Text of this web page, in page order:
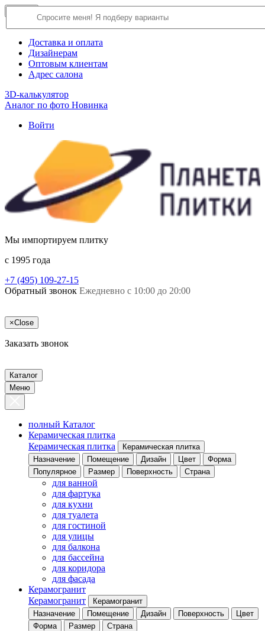
О компании
Доставка и оплата
Дизайнерам
Оптовым клиентам
Адрес салона
3D-калькулятор
Аналог по фото Новинка
Войти
Мы импортируем плитку
c 1995 года
+7 (495) 109-27-15
Обратный звонок Ежедневно с 10:00 до 20:00
×Close
Заказать звонок
Каталог
Меню
полный Каталог
Керамическая плитка
Керамическая плитка
Керамическая плитка
Назначение
Помещение Дизайн Цвет
Форма
Популярное
Размер Поверхность Страна
для ванной
для фартука
для кухни
для туалета
для гостиной
для улицы
для балкона
для бассейна
для коридора
для фасада
Керамогранит
Керамогранит
Керамогранит
Назначение
Помещение Дизайн Поверхность
Цвет
Форма
Размер Страна